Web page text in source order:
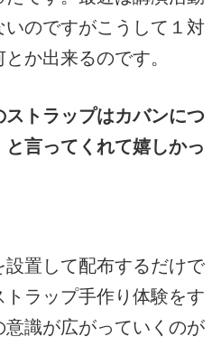
のですがこうして１対
か出来るのです。
トラップはカバンにつ
言ってくれて嬉しかっ
置して配布するだけで
ラップ手作り体験をす
識が広がっていくのが